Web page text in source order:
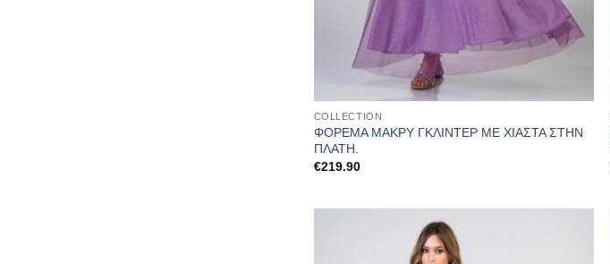
COLLECTION
ΦΟΡΕΜΑ ΜΑΚΡΥ ΓΚΛΙΝΤΕΡ ΜΕ ΧΙΑΣΤΑ ΣΤΗΝ
ΠΛΑΤΗ.
€219.90